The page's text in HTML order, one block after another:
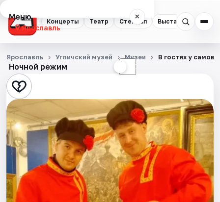
Концерты Театр Стендап Выставки
Меню ×
Ярославль
Концерты
Театр
Стендап
Выставки
Квесты
Экскурсии
События
Ночной режим ☾
Ярославль Угличский музей Музеи В гостях у